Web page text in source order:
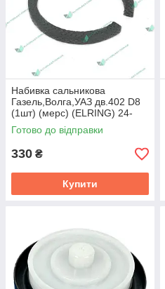
Набивка сальникова
Газель,Волга,УАЗ дв.402 D8
(1шт) (мерс) (ELRING) 24-
1005154
Готово до відправки
330 ₴
Купити